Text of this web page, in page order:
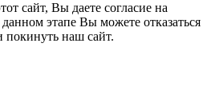
сайт, Вы даете согласие на
этапе Вы можете отказаться
покинуть наш сайт.